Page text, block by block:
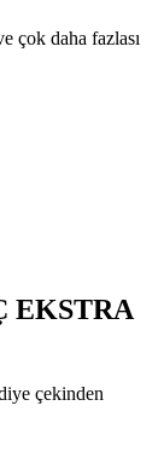
çok daha fazlası
EKSTRA
çekinden